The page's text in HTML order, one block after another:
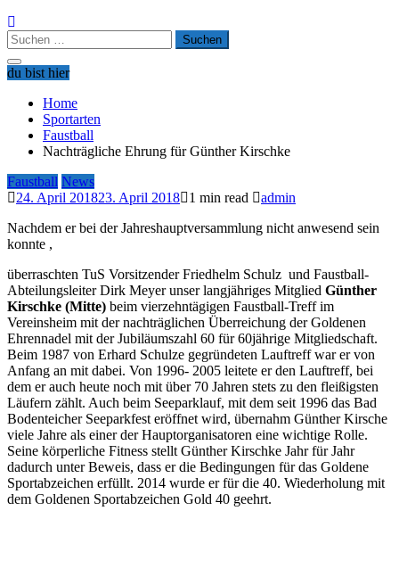
Suchen
nach:
du bist hier
Home
Sportarten
Faustball
Nachträgliche Ehrung für Günther Kirschke
Faustball News
24. April 201823. April 2018 1 min read
admin
Nachdem er bei der Jahreshauptversammlung nicht anwesend sein
konnte ,
überraschten TuS Vorsitzender Friedhelm Schulz und Faustball-
Abteilungsleiter Dirk Meyer unser langjähriges Mitglied Günther
Kirschke (Mitte) beim vierzehntägigen Faustball-Treff im
Vereinsheim mit der nachträglichen Überreichung der Goldenen
Ehrennadel mit der Jubiläumszahl 60 für 60jährige Mitgliedschaft.
Beim 1987 von Erhard Schulze gegründeten Lauftreff war er von
Anfang an mit dabei. Von 1996- 2005 leitete er den Lauftreff, bei
dem er auch heute noch mit über 70 Jahren stets zu den fleißigsten
Läufern zählt. Auch beim Seeparklauf, mit dem seit 1996 das Bad
Bodenteicher Seeparkfest eröffnet wird, übernahm Günther Kirsche
viele Jahre als einer der Hauptorganisatoren eine wichtige Rolle.
Seine körperliche Fitness stellt Günther Kirschke Jahr für Jahr
dadurch unter Beweis, dass er die Bedingungen für das Goldene
Sportabzeichen erfüllt. 2014 wurde er für die 40. Wiederholung mit
dem Goldenen Sportabzeichen Gold 40 geehrt.